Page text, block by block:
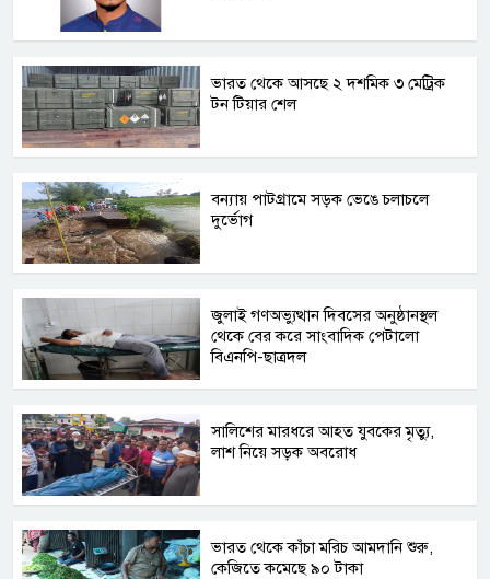
ভারত থেকে আসছে ২ দশমিক ৩ মেট্রিক
টন টিয়ার শেল
বন্যায় পাটগ্রামে সড়ক ভেঙে চলাচলে
দুর্ভোগ
জুলাই গণঅভ্যুত্থান দিবসের অনুষ্ঠানস্থল
থেকে বের করে সাংবাদিক পেটালো
বিএনপি-ছাত্রদল
সালিশের মারধরে আহত যুবকের মৃত্যু,
লাশ নিয়ে সড়ক অবরোধ
ভারত থেকে কাঁচা মরিচ আমদানি শুরু,
কেজিতে কমেছে ৯০ টাকা